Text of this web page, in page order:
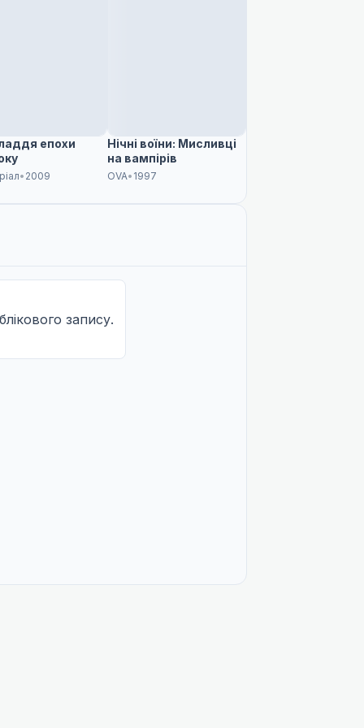
епохи
• 2009
Нічні воїни: Мисливці
на вампірів
OVA• 1997
запису.